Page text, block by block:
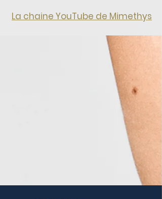
La chaine YouTube de Mimethys